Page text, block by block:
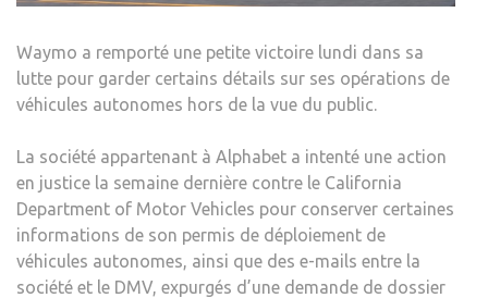
Waymo a remporté une petite victoire lundi dans sa
lutte pour garder certains détails sur ses opérations de
véhicules autonomes hors de la vue du public.
La société appartenant à Alphabet a intenté une action
en justice la semaine dernière contre le California
Department of Motor Vehicles pour conserver certaines
informations de son permis de déploiement de
véhicules autonomes, ainsi que des e-mails entre la
société et le DMV, expurgés d’une demande de dossier